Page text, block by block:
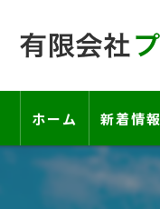
ホーム 新着情報